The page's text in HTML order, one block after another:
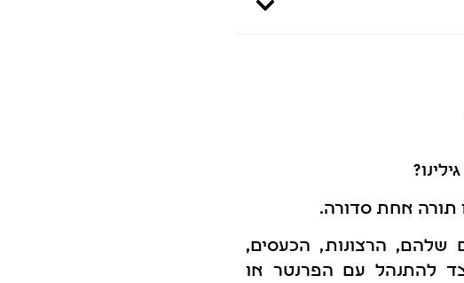
תורה אחת סדורה.
שלהם, הרצונות, הכעסים,
להתנהל עם הפרנטר או